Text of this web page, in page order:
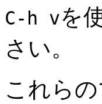
C-h vを
さい。
これら